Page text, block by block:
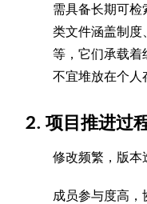
需具备长期可检
类文件涵盖制度
等，它们承载着
不宜堆放在个人
2. 项目推进过
修改频繁，版本
成员参与度高